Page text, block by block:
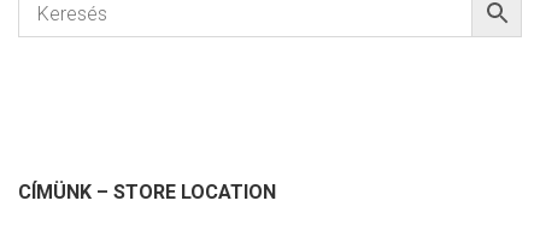
CÍMÜNK – STORE LOCATION